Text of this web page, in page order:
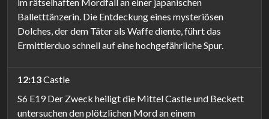
Balletttänzerin. Die Entdeckung eines mysteriösen
Dolches, der dem Täter als Waffe diente, führt das
Ermittlerduo schnell auf eine hochgefährliche Spur.
12:13Castle
S6 E19 Der Zweck heiligt die Mittel Castle und Beckett
untersuchen den plötzlichen Mord an einem